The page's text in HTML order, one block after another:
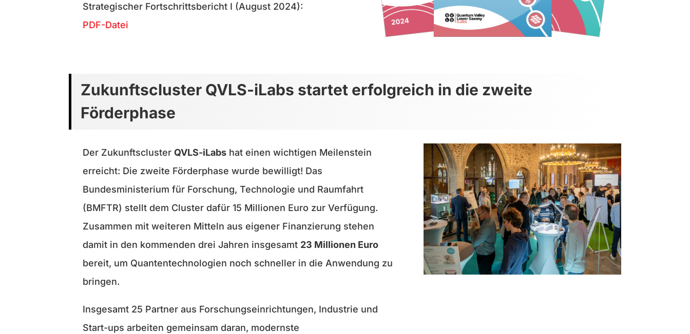
Strategischer Fortschrittsbericht I (August 2024):
PDF-Datei
Zukunftscluster QVLS-iLabs startet erfolgreich in die zweite
Förderphase
Der ZukunftsclusterQVLS-iLabs hat einen wichtigen Meilenstein
erreicht: Die zweite Förderphase wurde bewilligt! Das
Bundesministerium für Forschung, Technologie und Raumfahrt
(BMFTR) stellt dem Cluster dafür 15 Millionen Euro zur Verfügung.
Zusammen mit weiteren Mitteln aus eigener Finanzierung stehen
damit in den kommenden drei Jahren insgesamt 23 Millionen Euro
bereit, um Quantentechnologien noch schneller in die Anwendung zu
bringen.
Insgesamt 25 Partner aus Forschungseinrichtungen, Industrie und
Start-ups arbeiten gemeinsam daran, modernste